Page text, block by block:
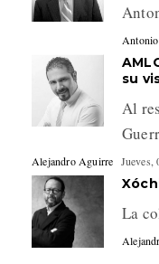
su
Al
Alejandro Aguirre Jueves,
La